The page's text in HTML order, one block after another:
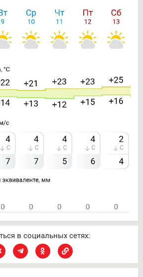
в социальных сетях: